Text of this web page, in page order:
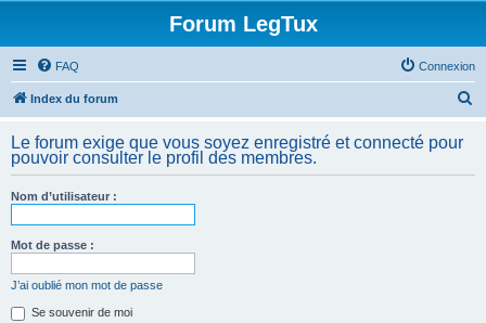
Forum LegTux
FAQ Connexion
Index du forum
h
Le forum exige que vous soyez enregistré et connecté pour
pouvoir consulter le profil des membres.
Nom d’utilisateur :
Mot de passe :
J’ai oublié mon mot de passe
Se souvenir de moi